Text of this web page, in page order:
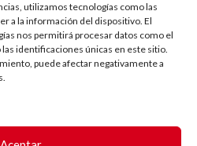
utilizamos tecnologías como las
a la información del dispositivo. El
nos permitirá procesar datos como el
identificaciones únicas en este sitio.
puede afectar negativamente a